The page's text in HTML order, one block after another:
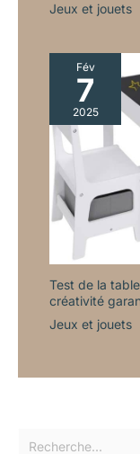
Jeux et jouets
Fév
7
2025
Test de la
créativité
Jeux et jouets